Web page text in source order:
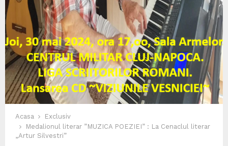
Acasa
Exclusiv
Medalionul literar ”MUZICA POEZIEI” : La Cenaclul literar
„Artur Silvestri”